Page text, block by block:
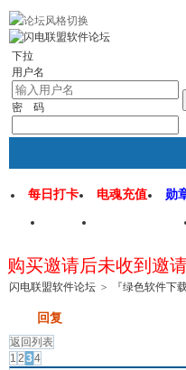
下拉
用户名
密 码
首页 闪电联盟论坛
每日打卡 电魂充值 勋
购买邀请后未收到邀
闪电联盟软件论坛 > 『绿色软件下载
回复
返回列表
1 2 34